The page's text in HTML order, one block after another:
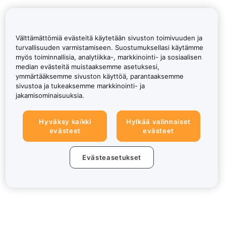
Välttämättömiä evästeitä käytetään sivuston toimivuuden ja
turvallisuuden varmistamiseen. Suostumuksellasi käytämme
myös toiminnallisia, analytiikka-, markkinointi- ja sosiaalisen
median evästeitä muistaaksemme asetuksesi,
ymmärtääksemme sivuston käyttöä, parantaaksemme
sivustoa ja tukeaksemme markkinointi- ja
jakamisominaisuuksia.
Hyväksy kaikki
evästeet
Hylkää valinnaiset
evästeet
Evästeasetukset